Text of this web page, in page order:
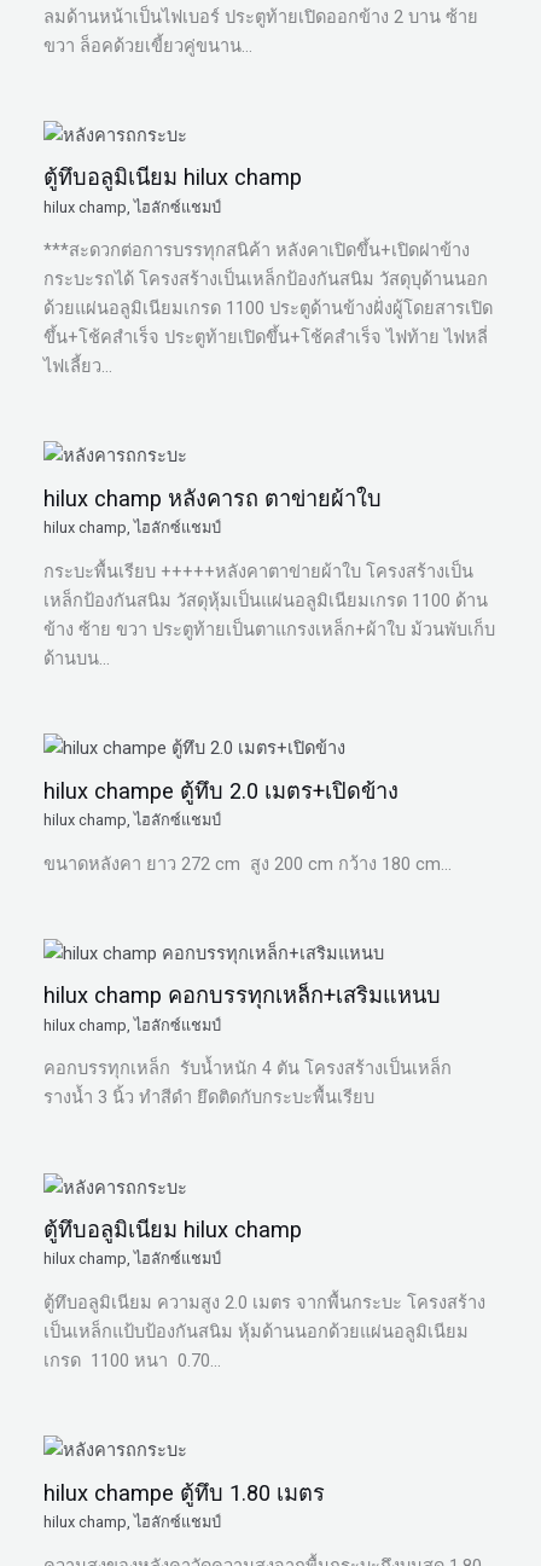
ลมด้านหน้าเป็นไฟเบอร์ ประตูท้ายเปิดออกข้าง 2 บาน ซ้าย
ขวา ล็อคด้วยเขี้ยวคู่ขนาน…
ตู้ทึบอลูมิเนียม hilux champ
hilux champ ,ไฮลักซ์แชมป์
***สะดวกต่อการบรรทุกสนิค้า หลังคาเปิดขึ้น+เปิดฝาข้าง
กระบะรถได้ โครงสร้างเป็นเหล็กป้องกันสนิม วัสดุบุด้านนอก
ด้วยแผ่นอลูมิเนียมเกรด 1100 ประตูด้านข้างฝั่งผู้โดยสารเปิด
ขึ้น+โช้คสำเร็จ ประตูท้ายเปิดขึ้น+โช้คสำเร็จ ไฟท้าย ไฟหลี่
ไฟเลี้ยว…
hilux champ หลังคารถ ตาข่ายผ้าใบ
hilux champ,ไฮลักซ์แชมป์
กระบะพื้นเรียบ +++++หลังคาตาข่ายผ้าใบ โครงสร้างเป็น
เหล็กป้องกันสนิม วัสดุหุ้มเป็นแผ่นอลูมิเนียมเกรด 1100 ด้าน
ข้าง ซ้าย ขวา ประตูท้ายเป็นตาแกรงเหล็ก+ผ้าใบ ม้วนพับเก็บ
ด้านบน…
hilux champe ตู้ทึบ 2.0 เมตร+เปิดข้าง
hilux champ,ไฮลักซ์แชมป์
ขนาดหลังคา ยาว 272 cm สูง 200 cm กว้าง 180 cm…
hilux champ คอกบรรทุกเหล็ก+เสริมแหนบ
hilux champ ,ไฮลักซ์แชมป์
คอกบรรทุกเหล็ก รับน้ำหนัก 4 ตัน โครงสร้างเป็นเหล็ก
รางน้ำ 3 นิ้ว ทำสีดำ ยึดติดกับกระบะพื้นเรียบ
ตู้ทึบอลูมิเนียม hilux champ
hilux champ,ไฮลักซ์แชมป์
ตู้ทึบอลูมิเนียม ความสูง 2.0 เมตร จากพื้นกระบะ โครงสร้าง
เป็นเหล็กแป้บป้องกันสนิม หุ้มด้านนอกด้วยแผ่นอลูมิเนียม
เกรด 1100 หนา 0.70…
hilux champe ตู้ทึบ 1.80 เมตร
hilux champ,ไฮลักซ์แชมป์